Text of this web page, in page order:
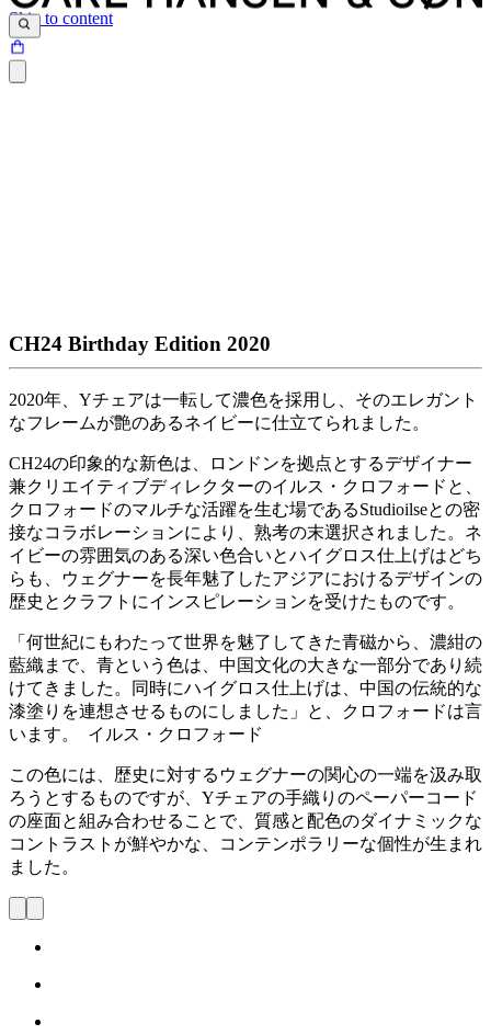
Skip to content
CH24 Birthday Edition 2020
2020年、Yチェアは一転して濃色を採用し、そのエレガント
なフレームが艶のあるネイビーに仕立てられました。
CH24の印象的な新色は、ロンドンを拠点とするデザイナー
兼クリエイティブディレクターのイルス・クロフォードと、
クロフォードのマルチな活躍を生む場であるStudioilseとの密
接なコラボレーションにより、熟考の末選択されました。ネ
イビーの雰囲気のある深い色合いとハイグロス仕上げはどち
らも、ウェグナーを長年魅了したアジアにおけるデザインの
歴史とクラフトにインスピレーションを受けたものです。
「何世紀にもわたって世界を魅了してきた青磁から、濃紺の
藍織まで、青という色は、中国文化の大きな一部分であり続
けてきました。同時にハイグロス仕上げは、中国の伝統的な
漆塗りを連想させるものにしました」と、クロフォードは言
います。 イルス・クロフォード
この色には、歴史に対するウェグナーの関心の一端を汲み取
ろうとするものですが、Yチェアの手織りのペーパーコード
の座面と組み合わせることで、質感と配色のダイナミックな
コントラストが鮮やかな、コンテンポラリーな個性が生まれ
ました。